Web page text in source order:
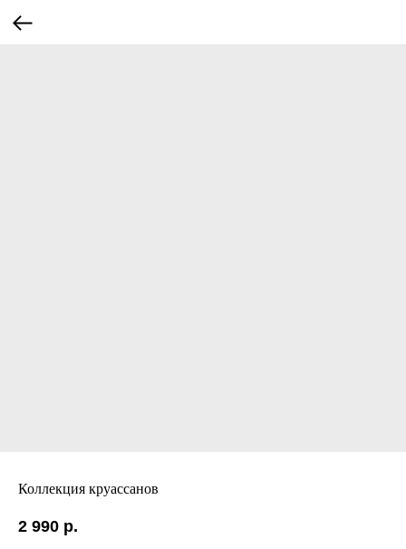
Коллекция круассанов
2 990 р.